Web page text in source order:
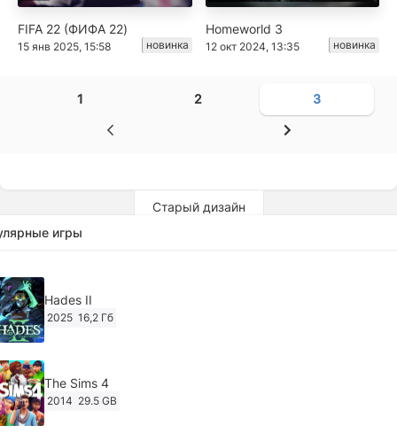
FIFA 22 (ФИФА 22)
15 янв 2025, 15:58 новинка
Homeworld 3
12 окт 2024, 13:35 новинка
1 2 3
Старый дизайн
игры
Hades II
2025 16,2 Гб
The Sims 4
2014 29.5 GB